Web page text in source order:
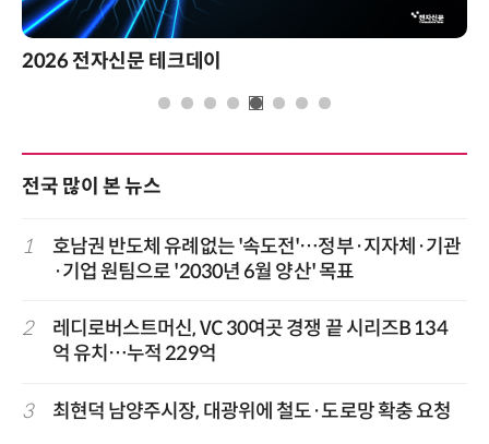
2026 전자신문 테크데이
전국 많이 본 뉴스
1
호남권 반도체 유례없는 '속도전'…정부·지자체·기관
·기업 원팀으로 '2030년 6월 양산' 목표
2
레디로버스트머신, VC 30여곳 경쟁 끝 시리즈B 134
억 유치…누적 229억
3 최현덕 남양주시장, 대광위에 철도·도로망 확충 요청